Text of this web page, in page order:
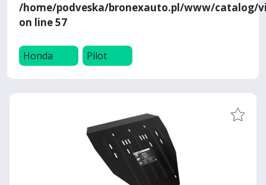
/home/podveska/bronexauto.pl/www/catalog/
on line57
Honda Pilot